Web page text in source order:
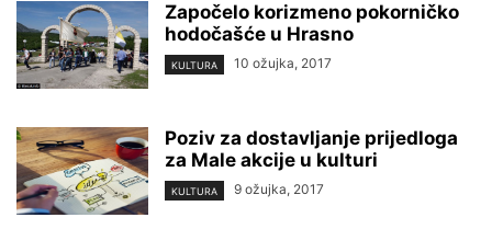
Započelo korizmeno pokorničko
hodočašće u Hrasno
KULTURA 10 ožujka, 2017
Poziv za dostavljanje prijedloga
za Male akcije u kulturi
KULTURA 9 ožujka, 2017